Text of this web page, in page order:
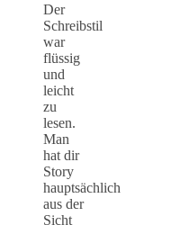
Der
Schreibstil
war
flüssig
und
leicht
zu
lesen.
Man
hat dir
Story
hauptsächlich
aus der
Sicht